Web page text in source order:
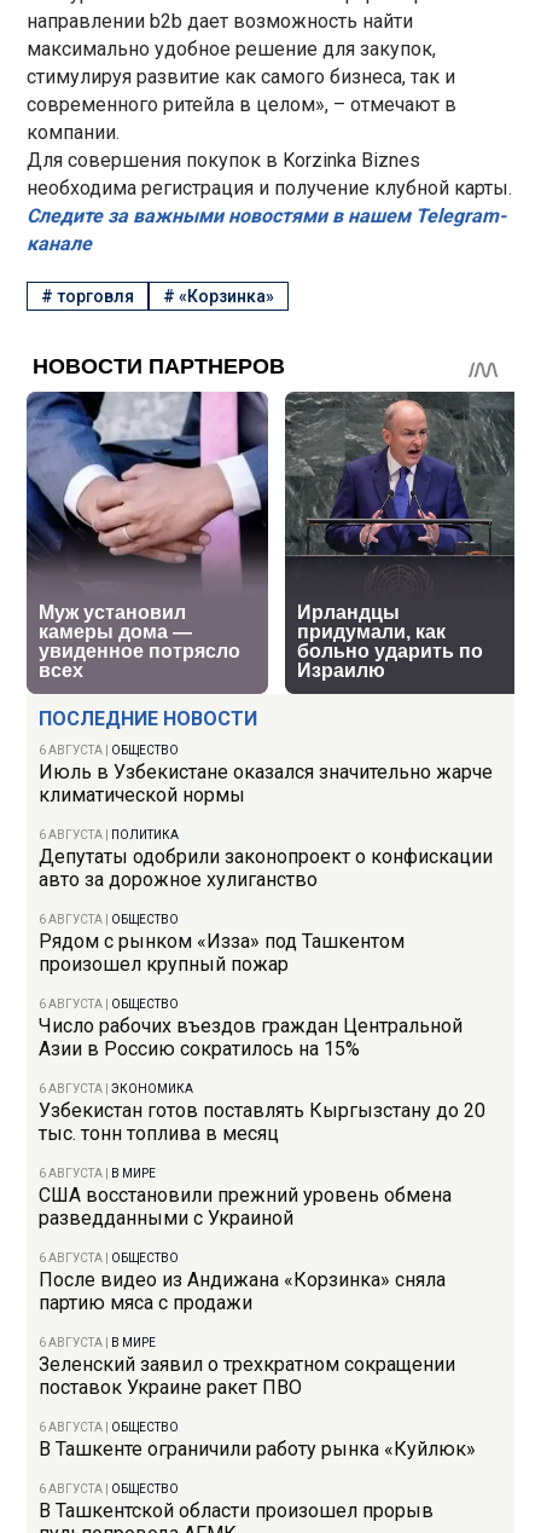
ПОСЛЕДНИЕ НОВОСТИ
6 АВГУСТА ОБЩЕСТВО
Июль в Узбекистане оказался значительно жарче
климатической нормы
6 АВГУСТА ПОЛИТИКА
Депутаты одобрили законопроект о конфискации
авто за дорожное хулиганство
6 АВГУСТА ОБЩЕСТВО
Рядом с рынком «Изза» под Ташкентом
произошел крупный пожар
6 АВГУСТА ОБЩЕСТВО
Число рабочих въездов граждан Центральной
Азии в Россию сократилось на 15%
6 АВГУСТА |ЭКОНОМИКА
Узбекистан готов поставлять Кыргызстану до 20
тыс. тонн топлива в месяц
6 АВГУСТА В МИРЕ
США восстановили прежний уровень обмена
разведданными с Украиной
6 АВГУСТА ОБЩЕСТВО
После видео из Андижана «Корзинка» сняла
партию мяса с продажи
6 АВГУСТА В МИРЕ
Зеленский заявил о трехкратном сокращении
поставок Украине ракет ПВО
6 АВГУСТА ОБЩЕСТВО
В Ташкенте ограничили работу рынка «Куйлюк»
6 АВГУСТА ОБЩЕСТВО
В Ташкентской области произошел прорыв
направлении b2b дает возможность найти
максимально удобное решение для закупок,
стимулируя развитие как самого бизнеса, так и
современного ритейла в целом», – отмечают в
компании.
Для совершения покупок в Korzinka Biznes
необходима регистрация и получение клубной карты.
Следите за важными новостями в нашем Telegram-
канале
#торговля #«Корзинка»